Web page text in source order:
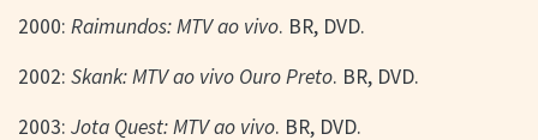
LOCALIZAÇÃO
2000: Raimundos: MTV ao vivo. BR, DVD.
2002: Skank: MTV ao vivo Ouro Preto. BR, DVD.
2003: Jota Quest: MTV ao vivo. BR, DVD.